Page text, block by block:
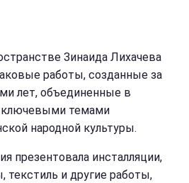
Зинаида Лихачева
работы, созданные за
лет, объединенные в
темами
народной культуры.
презентовала инсталляции,
текстиль и другие работы,